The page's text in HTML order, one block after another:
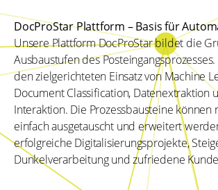
DocProStar Plattform – Basis für
UnserePlattform DocProStarbildet die
Ausbaustufen des
den zielgerichteten Einsatz von Machine
Document Classification, Datenextraktion
Interaktion. Die Prozessbausteine können
einfach ausgetauscht und erweitert
erfolgreiche Digitalisierungsprojekte,
Dunkelverarbeitung und zufriedene